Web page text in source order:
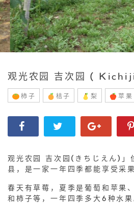
观光农园 吉次园 (
柿子 桔子 梨 苹果
观光农园 吉次园(きちじえん)」
县，是一家一年四季都能享受采
春天有草莓，夏季是葡萄和苹果
和柿子等，一年四季多大6种水